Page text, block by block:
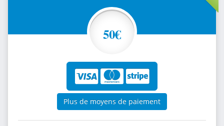
50€
Plus de moyens de paiement